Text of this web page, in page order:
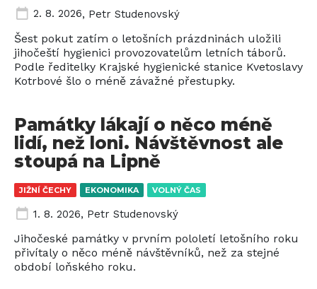
2. 8. 2026, Petr Studenovský
Šest pokut zatím o letošních prázdninách uložili
jihočeští hygienici provozovatelům letních táborů.
Podle ředitelky Krajské hygienické stanice Kvetoslavy
Kotrbové šlo o méně závažné přestupky.
JIŽNÍ ČECHY EKONOMIKA VOLNÝ ČAS
Památky lákají o něco méně
lidí, než loni. Návštěvnost ale
stoupá na Lipně
1. 8. 2026, Petr Studenovský
Jihočeské památky v prvním pololetí letošního roku
přivítaly o něco méně návštěvníků, než za stejné
období loňského roku.